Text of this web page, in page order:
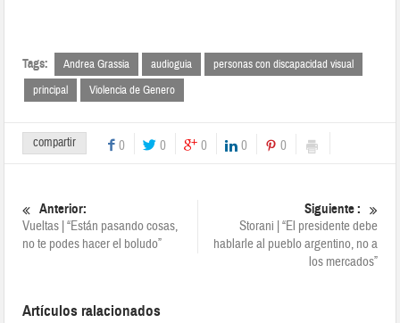
Tags: Andrea Grassia audioguia
personas con discapacidad visual
principal
Violencia de Genero
compartir 0 0 0 0 0
Anterior:
Vueltas | “Están pasando cosas,
no te podes hacer el boludo”
Siguiente :
Storani | “El presidente debe
hablarle al pueblo argentino, no a
los mercados”
Artículos ralacionados